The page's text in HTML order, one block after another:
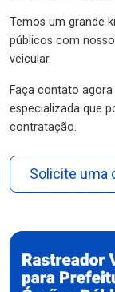
Temos um grande
públicos com
veicular.
Faça contato
especializada que
contratação.
Solicite uma